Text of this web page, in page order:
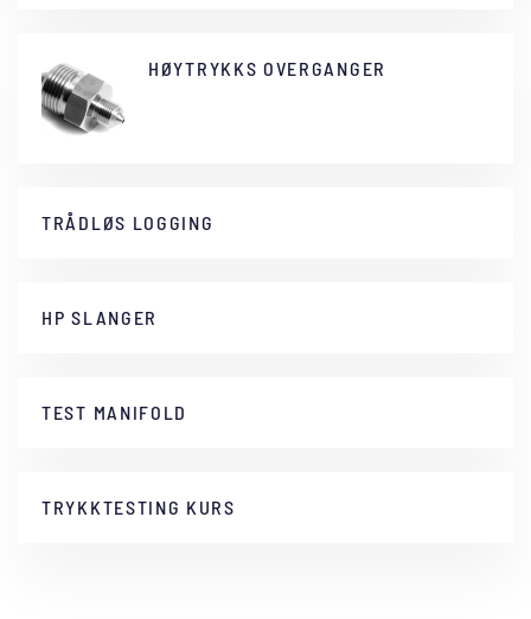
HØYTRYKKS OVERGANGER
TRÅDLØS LOGGING
HP SLANGER
TEST MANIFOLD
TRYKKTESTING KURS